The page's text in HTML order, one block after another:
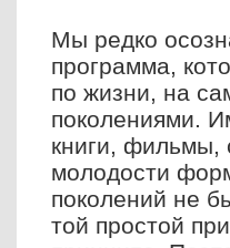
Мы редко
программа,
по жизни, на
поколениями.
книги, фильмы,
молодости
поколений не
той простой